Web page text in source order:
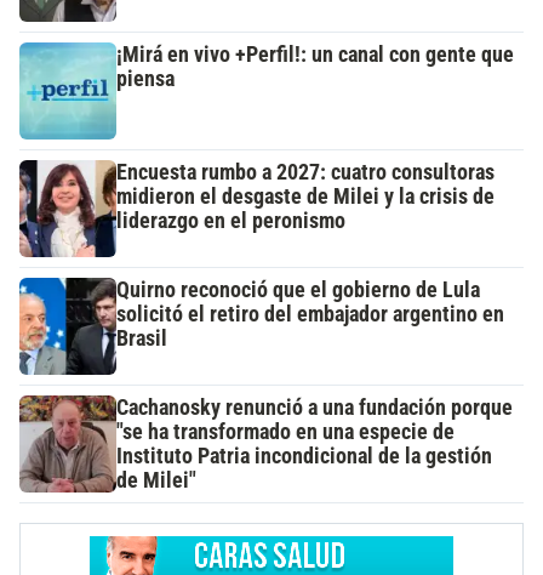
¡Mirá en vivo +Perfil!: un canal con gente que
piensa
Encuesta rumbo a 2027: cuatro consultoras
midieron el desgaste de Milei y la crisis de
liderazgo en el peronismo
Quirno reconoció que el gobierno de Lula
solicitó el retiro del embajador argentino en
Brasil
Cachanosky renunció a una fundación porque
"se ha transformado en una especie de
Instituto Patria incondicional de la gestión
de Milei"